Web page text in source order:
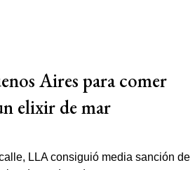
Aires para comer
elixir de mar